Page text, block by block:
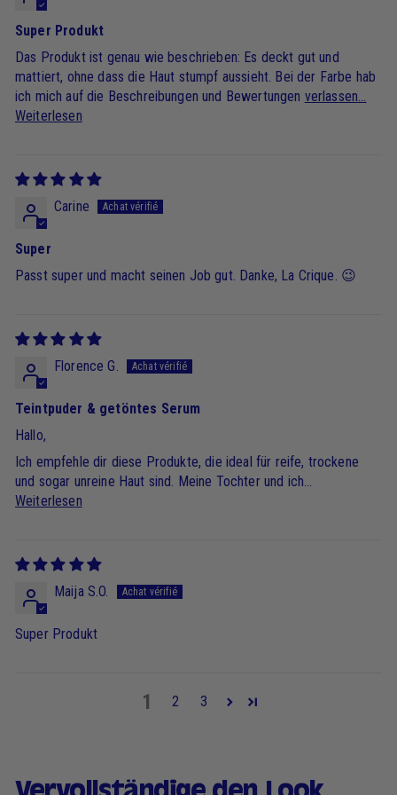
Super Produkt
Das Produkt ist genau wie beschrieben: Es deckt gut und
mattiert, ohne dass die Haut stumpf aussieht. Bei der Farbe hab
ich mich auf die Beschreibungen und Bewertungen verlassen...
Weiterlesen
Carine
Super
Passt super und macht seinen Job gut. Danke, La Crique. 😉
Florence G.
Teintpuder & getöntes Serum
Hallo,
Ich empfehle dir diese Produkte, die ideal für reife, trockene
und sogar unreine Haut sind. Meine Tochter und ich...
Weiterlesen
Maija S.O.
Super Produkt
1 2 3